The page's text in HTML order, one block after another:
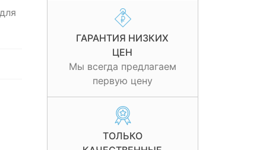
ГАРАНТИЯ НИЗКИХ
ЦЕН
Мы всегда предлагаем
первую цену
ТОЛЬКО